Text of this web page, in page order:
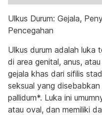
Ulkus Durum: Gejala,
Pencegahan
Ulkus durum adalah luka
di area genital, anus,
gejala khas dari sifilis
seksual yang
pallidum*. Luka ini
atau oval, dan memiliki